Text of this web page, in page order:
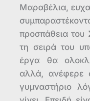
Μαραβέλια,
προσπάθεια
τη σειρά του
έργα θα
αλλά, ανέφερε
γυμναστήριο